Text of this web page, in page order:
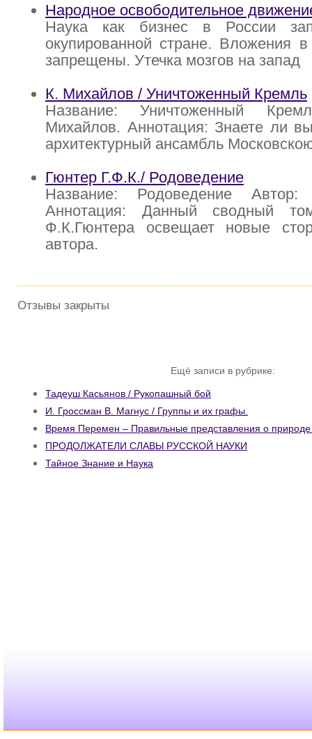
Народное освободительное
Наука как бизнес в России
окупированной стране. Вложения
запрещены. Утечка мозгов на запад
К. Михайлов / Уничтоженный Кремль
Название: Уничтоженный
Михайлов. Аннотация: Знаете ли
архитектурный ансамбль
Гюнтер Г.Ф.К./ Родоведение
Название: Родоведение
Аннотация: Данный сводный
Ф.К.Гюнтера освещает новые
автора.
Отзывы закрыты
Ещё записи в рубрике:
Тадеуш Касьянов / Рукопашный бой
И. Гроссман В. Магнус / Группы и их графы.
Время Перемен – Правильные представления о
ПРОДОЛЖАТЕЛИ СЛАВЫ РУССКОЙ НАУКИ
Тайное Знание и Наука